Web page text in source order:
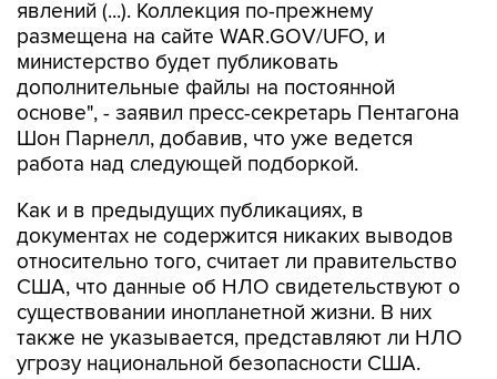
явлений (...). Коллекция по-прежнему
размещена на сайте WAR.GOV/UFO, и
министерство будет публиковать
дополнительные файлы на постоянной
основе", - заявил пресс-секретарь Пентагона
Шон Парнелл, добавив, что уже ведется
работа над следующей подборкой.
Как и в предыдущих публикациях, в
документах не содержится никаких выводов
относительно того, считает ли правительство
США, что данные об НЛО свидетельствуют о
существовании инопланетной жизни. В них
также не указывается, представляют ли НЛО
угрозу национальной безопасности США.